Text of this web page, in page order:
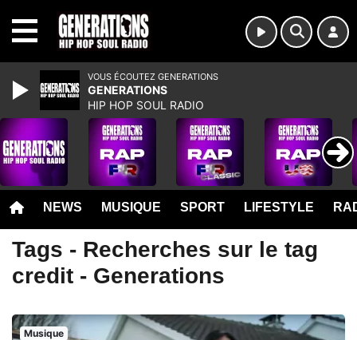
NEWS MUSIQUE SPORT LIFESTYLE
Tags - Recherches sur le tag
credit - Generations
Musique
VOUS ÉCOUTEZ GENERATIONS
GENERATIONS
HIP HOP SOUL RADIO